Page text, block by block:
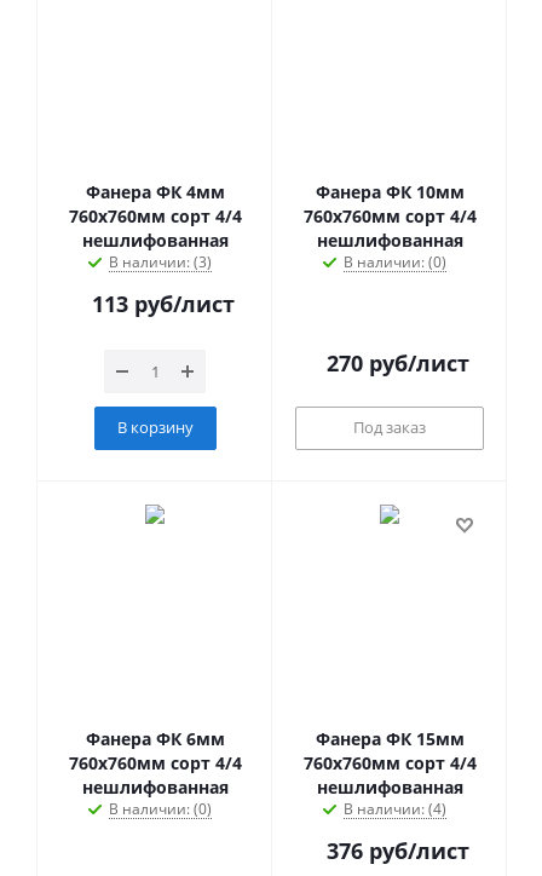
Фанера ФК 4мм
760х760мм сорт 4/4
нешлифованная
В наличии: (3)
113 руб/лист
В корзину
Фанера ФК 10мм
760х760мм сорт 4/4
нешлифованная
В наличии: (0)
270 руб/лист
Под заказ
Фанера ФК 6мм
760х760мм сорт 4/4
нешлифованная
В наличии: (0)
Фанера ФК 15мм
760х760мм сорт 4/4
нешлифованная
В наличии: (4)
376 руб/лист